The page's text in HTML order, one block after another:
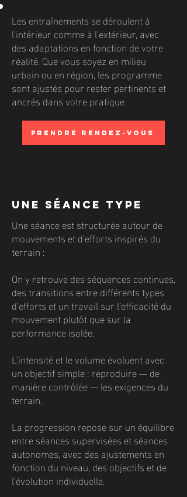
Les entraînements se déroulent à
l’intérieur comme à l’extérieur, avec
des adaptations en fonction de votre
réalité. Que vous soyez en milieu
urbain ou en région, les programme
sont ajustés pour rester pertinents et
ancrés dans votre pratique.
Prendre rendez-vous
Une séance type
Une séance est structurée autour de
mouvements et d’efforts inspirés du
terrain :
On y retrouve des séquences continues,
des transitions entre différents types
d’efforts et un travail sur l’efficacité du
mouvement plutôt que sur la
performance isolée.
L’intensité et le volume évoluent avec
un objectif simple : reproduire — de
manière contrôlée — les exigences du
terrain.
La progression repose sur un équilibre
entre séances supervisées et séances
autonomes, avec des ajustements en
fonction du niveau, des objectifs et de
l’évolution individuelle.